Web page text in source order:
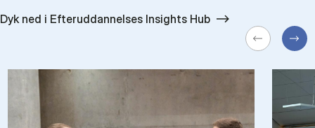
Dyk ned i Efteruddannelses Insights Hub